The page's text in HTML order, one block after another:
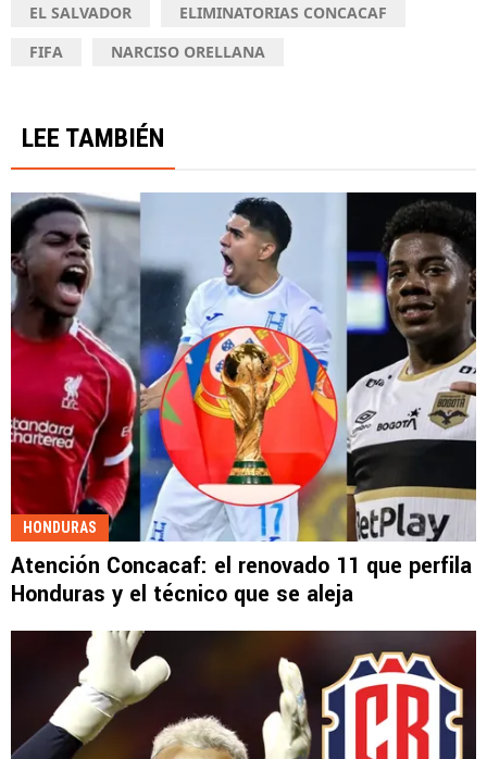
EL SALVADOR
ELIMINATORIAS CONCACAF
FIFA
NARCISO ORELLANA
LEE TAMBIÉN
HONDURAS
Atención Concacaf: el renovado 11 que perfila
Honduras y el técnico que se aleja